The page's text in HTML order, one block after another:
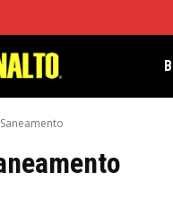
Saneamento